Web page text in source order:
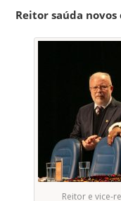
Reitor saúda
Reitor e vice-